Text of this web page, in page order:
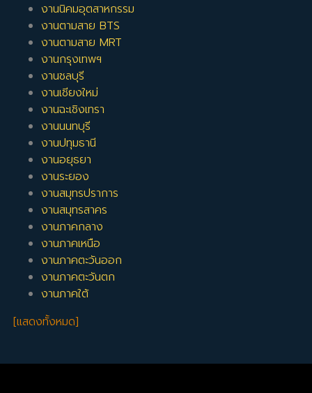
งานนิคมอุตสาหกรรม
งานตามสาย BTS
งานตามสาย MRT
งานกรุงเทพฯ
งานชลบุรี
งานเชียงใหม่
งานฉะเชิงเทรา
งานนนทบุรี
งานปทุมธานี
งานอยุธยา
งานระยอง
งานสมุทรปราการ
งานสมุทรสาคร
งานภาคกลาง
งานภาคเหนือ
งานภาคตะวันออก
งานภาคตะวันตก
งานภาคใต้
[แสดงทั้งหมด]